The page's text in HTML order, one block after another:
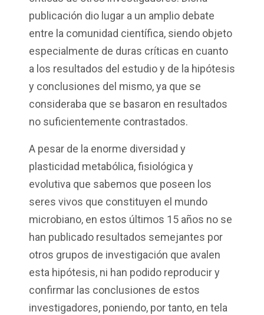
publicación dio lugar a un amplio debate
entre la comunidad científica, siendo objeto
especialmente de duras críticas en cuanto
a los resultados del estudio y de la hipótesis
y conclusiones del mismo, ya que se
consideraba que se basaron en resultados
no suficientemente contrastados.
A pesar de la enorme diversidad y
plasticidad metabólica, fisiológica y
evolutiva que sabemos que poseen los
seres vivos que constituyen el mundo
microbiano, en estos últimos 15 años no se
han publicado resultados semejantes por
otros grupos de investigación que avalen
esta hipótesis, ni han podido reproducir y
confirmar las conclusiones de estos
investigadores, poniendo, por tanto, en tela